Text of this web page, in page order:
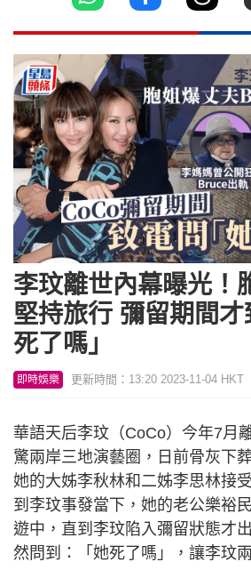
李玟離世內幕曝光！
堅持旅行 彌留期間
死了嗎」
即時娛樂 更新時間：13:20 2023-11-04 HKT
華語天后李玟（CoCo）今年7月
驚兩岸三地演藝圈，日前骨灰下
她的大姊李秋林和二姊李思林接
到李玟事發當下，她的老公樂裕
遊中，直到李玟陷入彌留狀態才
然問到：「她死了嗎」，讓李玟